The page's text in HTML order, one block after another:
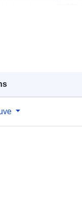
48.6340559 ], [ 9.0376695,
48.6340559 ], [ 9.0376695,